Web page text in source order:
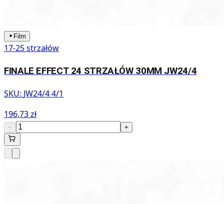
Film
17-25 strzałów
FINALE EFFECT 24 STRZAŁÓW 30MM JW24/4
SKU: JW24/4 4/1
196,73 zł
− +